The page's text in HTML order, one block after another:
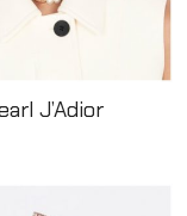
J’Adior